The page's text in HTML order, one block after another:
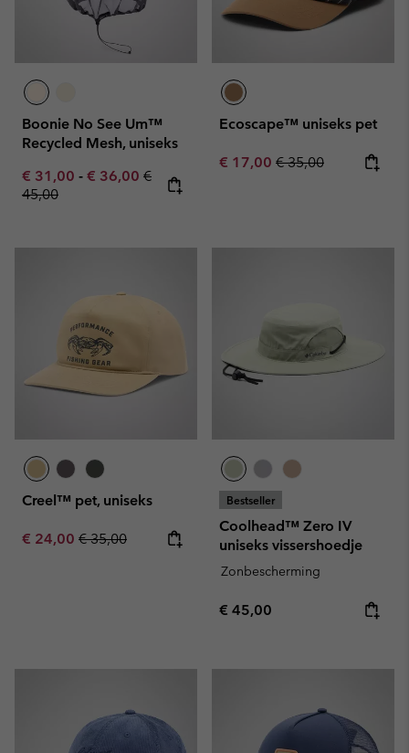
Boonie No See Um™
Recycled Mesh, uniseks
Minimum sale price:
€ 31,00 - Maximum sale price:
€ 36,00 Regular price:
€
45,00
Ecoscape™ uniseks pet
Sale price:
€ 17,00 Regular price:
€ 35,00
Creel™ pet, uniseks
Sale price:
€ 24,00 Regular price:
€ 35,00
Bestseller
Coolhead™ Zero IV
uniseks vissershoedje
Zonbescherming
Regular price:
€ 45,00